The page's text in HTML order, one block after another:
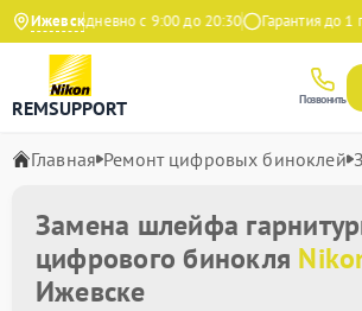
Ижевск
Ежедневно с 9:00 до 20:30 Гарантия до 1
REMSUPPORT Позвонить
Главная Ремонт цифровых биноклей
Замена шлейфа
цифрового бинокля
Ижевске